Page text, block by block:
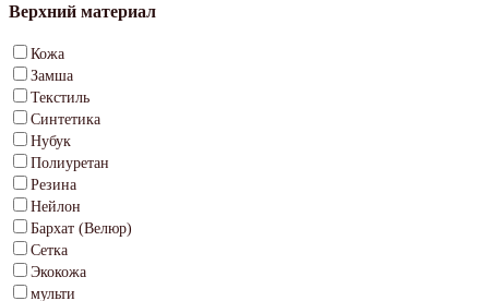
Верхний материал
Кожа
Замша
Текстиль
Синтетика
Нубук
Полиуретан
Резина
Нейлон
Бархат (Велюр)
Сетка
Экокожа
мульти